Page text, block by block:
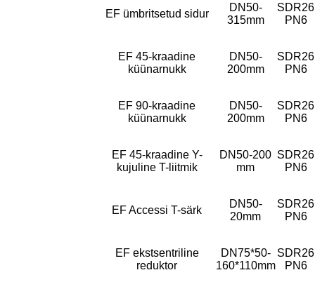
EF ümbritsetud sidur
DN50-
315mm
SDR26
PN6
EF 45-kraadine
küünarnukk
DN50-
200mm
SDR26
PN6
EF 90-kraadine
küünarnukk
DN50-
200mm
SDR26
PN6
EF 45-kraadine Y-
kujuline T-liitmik
DN50-200
mm
SDR26
PN6
EF Accessi T-särk
DN50-
20mm
SDR26
PN6
EF ekstsentriline
reduktor
DN75*50-
160*110mm
SDR26
PN6